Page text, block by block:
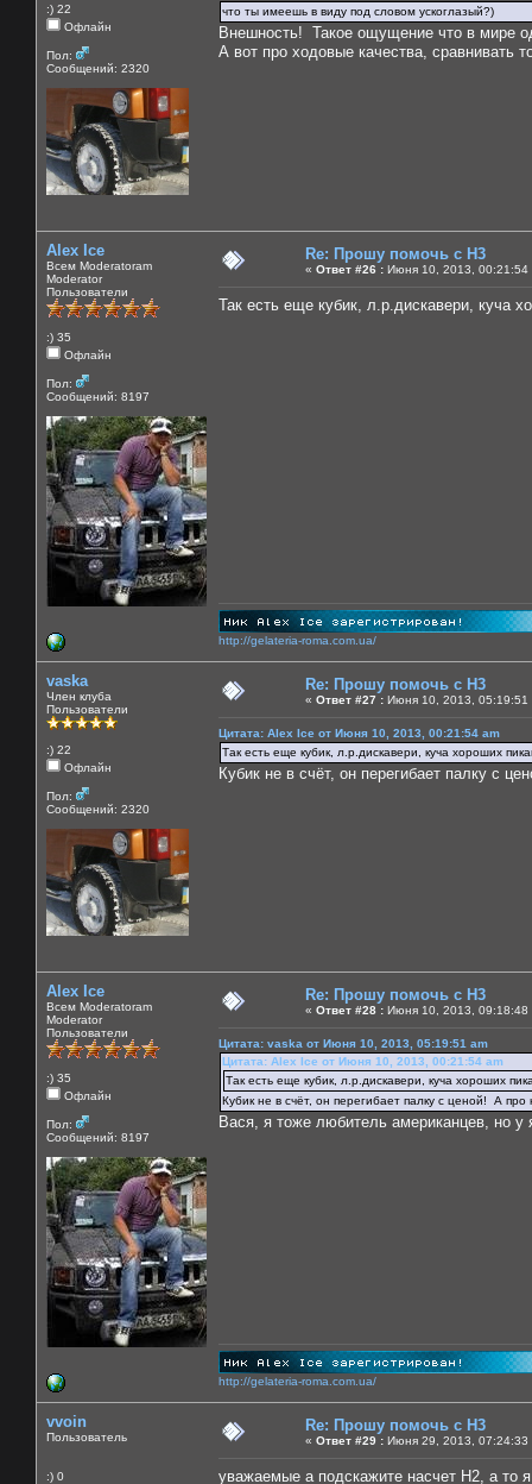
:) 22
Офлайн
Пол:
Сообщений: 2320
что ты имеешь в виду под словом ускоглазый?)
Внешность! Такое ощущение что в мире
А вот про ходовые качества, сравнивать
Alex Ice
Всем Moderatoram
Moderator
Пользователи
:) 35
Офлайн
Пол:
Сообщений: 8197
Re: Прошу помочь с Н3
« Ответ #26 : Июня 10, 2013, 00:21:54
Так есть еще кубик, л.р.дискавери, куча
http://gelateria-roma.com.ua/
vaska
Член клуба
Пользователи
:) 22
Офлайн
Пол:
Сообщений: 2320
Re: Прошу помочь с Н3
« Ответ #27 : Июня 10, 2013, 05:19:51
Цитата: Alex Ice от Июня 10, 2013, 00:21:54 am
Так есть еще кубик, л.р.дискавери, куча хороших
Кубик не в счёт, он перегибает палку с
Alex Ice
Всем Moderatoram
Moderator
Пользователи
:) 35
Офлайн
Пол:
Сообщений: 8197
Re: Прошу помочь с Н3
« Ответ #28 : Июня 10, 2013, 09:18:48
Цитата: vaska от Июня 10, 2013, 05:19:51 am
Цитата: Alex Ice от Июня 10, 2013, 00:21:54 am
Так есть еще кубик, л.р.дискавери, куча хороших
Кубик не в счёт, он перегибает палку с ценой! А
Вася, я тоже любитель американцев, но
http://gelateria-roma.com.ua/
vvoin
Пользователь
:) 0
Re: Прошу помочь с Н3
« Ответ #29 : Июня 29, 2013, 07:24:33
уважаемые а подскажите насчет Н2, а то